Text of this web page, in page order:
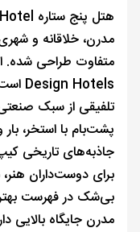
مدرن، خلاقانه و
متفاوت طراحی شده.
تلفیقی از سبک
پشت‌بام با استخر،
جاذبه‌های تاریخی
برای دوست‌داران
بی‌شک در فهرست
مدرن جایگاه بالایی